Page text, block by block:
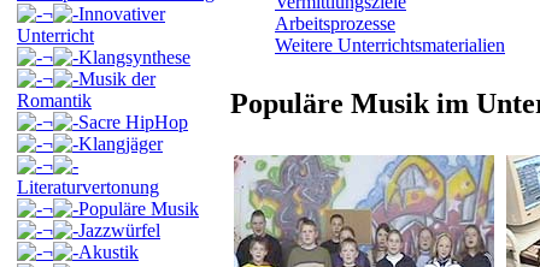
¬
Innovativer
Unterricht
¬
Klangsynthese
¬
Musik der
Romantik
¬
Sacre HipHop
¬
Klangjäger
¬
Literaturvertonung
¬
Populäre Musik
¬
Jazzwürfel
¬
Akustik
Arbeitsprozesse
Weitere Unterrichtsmaterialien
Populäre Musik im